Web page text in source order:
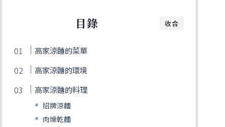
收合
目錄
高家涼麵的菜單
高家涼麵的環境
高家涼麵的料理
招牌涼麵
肉燥乾麵